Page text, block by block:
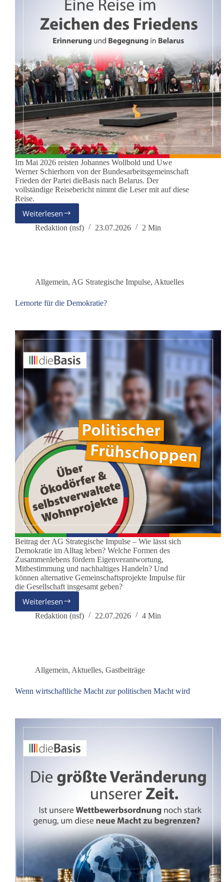
Im Mai 2026 reisten Johannes Wollbold und Uwe
Werner Schierhorn von der Bundesarbeitsgemeinschaft
Frieden der Partei dieBasis nach Belarus. Der
vollständige Reisebericht nimmt die Leser mit auf diese
Reise.
WeiterlesenFreundschaftsreise
nach
Frieden
Redaktion (nsf) 23.07.2026 2 Min
Allgemein, AG Strategische Impulse, Aktuelles
Lernorte für die Demokratie?
Beitrag der AG Strategische Impulse – Wie lässt sich
Demokratie im Alltag leben? Welche Formen des
Zusammenlebens fördern Eigenverantwortung,
Mitbestimmung und nachhaltiges Handeln? Und
können alternative Gemeinschaftsprojekte Impulse für
die Gesellschaft insgesamt geben?
Weiterlesen
Lernorte
für
Redaktion (nsf) 22.07.2026 4 Min
Allgemein, Aktuelles, Gastbeiträge
Wenn wirtschaftliche Macht zur politischen Macht wird